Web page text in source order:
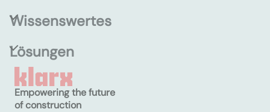
Wissenswertes
Lösungen
Empowering the future
of construction